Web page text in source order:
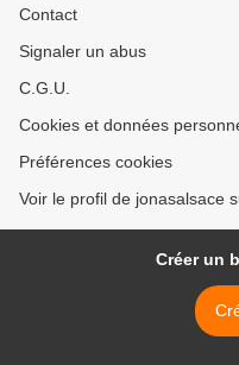
Contact
Signaler un abus
C.G.U.
Cookies et données
Préférences cookies
Voir le profil de jonasalsace
Créer un